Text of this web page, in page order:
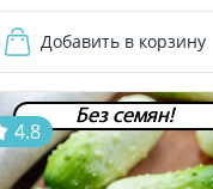
Добавить в корзину
Без семян!
4.8